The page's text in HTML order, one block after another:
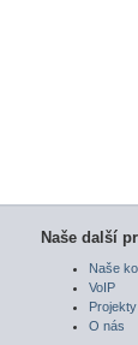
Naše další
Naše
VoIP
Projekty
O nás